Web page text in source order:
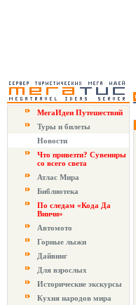
МегаИдеи Путешествий
Туры и билеты
Новости
Что привезти? Сувениры
со всего света
Атлас Мира
Библиотека
По следам «Кода Да
Винчи»
Автомото
Горные лыжи
Дайвинг
Для взрослых
Исторические экскурсы
Кухня народов мира